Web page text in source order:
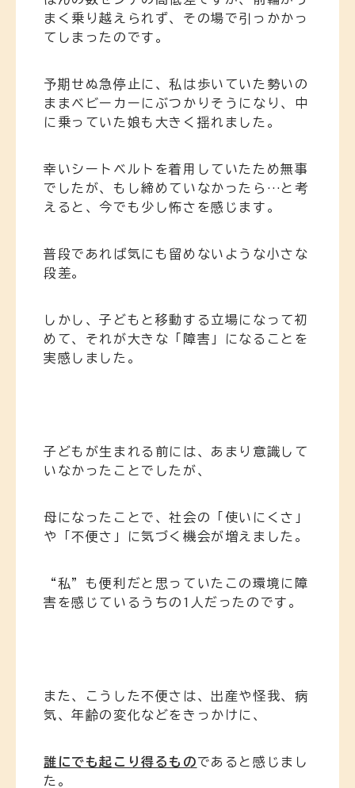
まく乗り越えられず、その場で引っかかっ
てしまったのです。
予期せぬ急停止に、私は歩いていた勢いの
ままベビーカーにぶつかりそうになり、中
に乗っていた娘も大きく揺れました。
幸いシートベルトを着用していたため無事
でしたが、もし締めていなかったら…と考
えると、今でも少し怖さを感じます。
普段であれば気にも留めないような小さな
段差。
しかし、子どもと移動する立場になって初
めて、それが大きな「障害」になることを
実感しました。
子どもが生まれる前には、あまり意識して
いなかったことでしたが、
母になったことで、社会の「使いにくさ」
や「不便さ」に気づく機会が増えました。
“私”も便利だと思っていたこの環境に障
害を感じているうちの1人だったのです。
また、こうした不便さは、出産や怪我、病
気、年齢の変化などをきっかけに、
誰にでも起こり得るものであると感じまし
た。